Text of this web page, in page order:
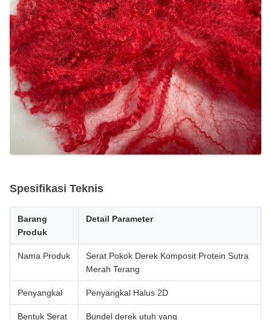
Spesifikasi Teknis
Barang
Produk
Detail Parameter
Nama Produk
Serat Pokok Derek Komposit Protein Sutra
Merah Terang
Penyangkal Penyangkal Halus 2D
Bentuk Serat Bundel derek utuh yang